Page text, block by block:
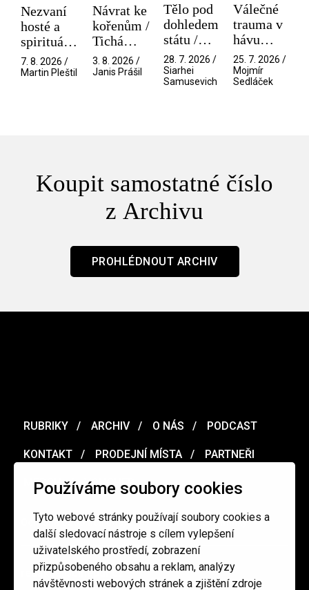
Používáme soubory cookies
Tyto webové stránky používají soubory cookies a
další sledovací nástroje s cílem vylepšení
uživatelského prostředí, zobrazení
přizpůsobeného obsahu a reklam, analýzy
návštěvnosti webových stránek a zjištění zdroje
Nezvaní
hosté a
spirituální
narušitelé
z vesmíru
7. 8. 2026 /
Martin Pleštil
Návrat ke
kořenům /
Tichá
přítelkyně
3. 8. 2026 /
Janis Prášil
Tělo pod
dohledem
státu /
Pramen
28. 7. 2026 /
Siarhei
Samusevich
Válečné
trauma v
hávu
spektáklu
/ Odyssea
25. 7. 2026 /
Mojmír
Sedláček
Koupit samostatné číslo
z Archivu
PROHLÉDNOUT ARCHIV
RUBRIKY ARCHIV O NÁS PODCAST
KONTAKT PRODEJNÍ MÍSTA PARTNEŘI
MERCH VOUCHER
Ochrana osobních údajů / Obchodní podmínky
redakce@cinepur.cz